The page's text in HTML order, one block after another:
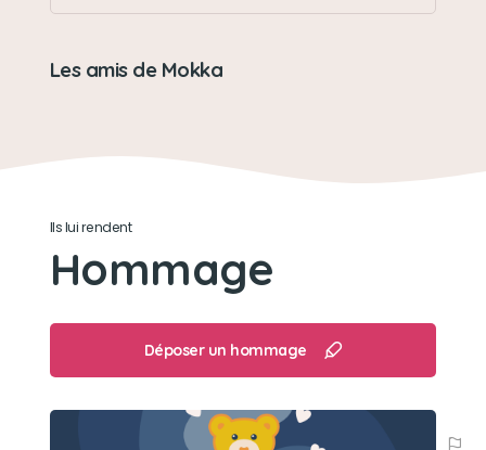
Sa bêtise préférée
Sa remonte quand il était tout petit il faisait pipi
Aimant, attachant,joueur.grognon le matin
Un doudou avec l’initiale de son nom donc M
Son loisir préféré
Les amis de Mokka
Ils lui rendent
Hommage
Déposer un hommage